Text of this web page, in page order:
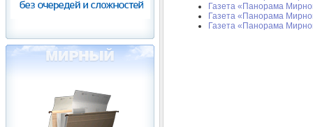
Газета «Панорама
Газета «Панорама
Газета «Панорама